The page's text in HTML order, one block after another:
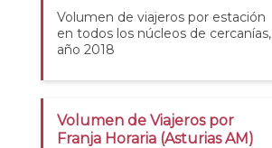
Volumen de viajeros por estación
en todos los núcleos de cercanías,
año 2018
Volumen de Viajeros por
Franja Horaria (Asturias AM)